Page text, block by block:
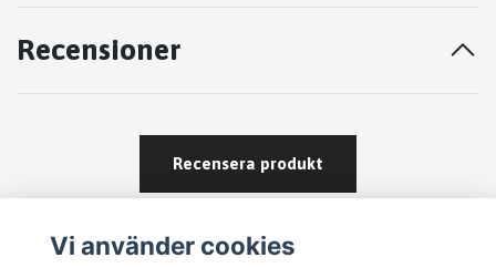
Recensioner
Recensera produkt
Vi använder cookies